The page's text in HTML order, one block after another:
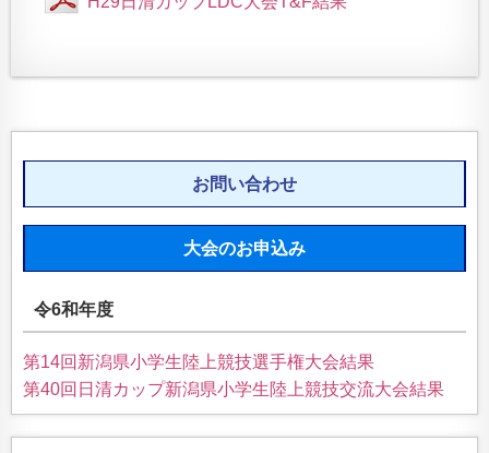
お問い合わせ
大会のお申込み
令6和年度
第14回新潟県小学生陸上競技選手権大会結果
第40回日清カップ新潟県小学生陸上競技交流大会結果